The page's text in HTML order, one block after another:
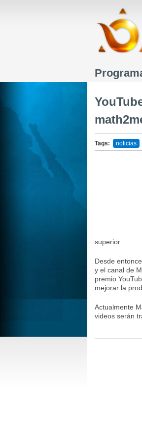
Menú
Tags: noticias
superior.
Desde
y el canal de
premio
mejorar la
Actualmente
videos serán